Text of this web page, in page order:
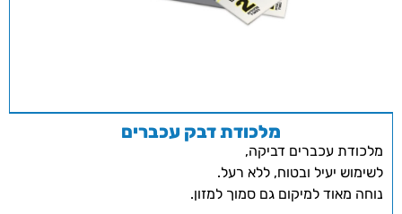
מלכודת דבק עכברים
מלכודת עכברים דביקה,
לשימוש יעיל ובטוח, ללא רעל.
נוחה מאוד למיקום גם סמוך למזון.